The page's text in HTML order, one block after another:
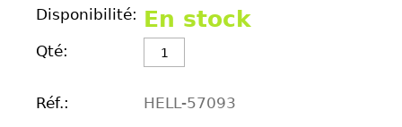
Disponibilité: En stock
Qté:
Réf.: HELL-57093